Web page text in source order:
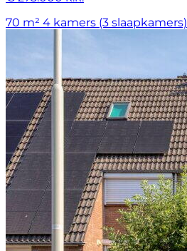
70 m² 4 kamers (3 slaapkamers)